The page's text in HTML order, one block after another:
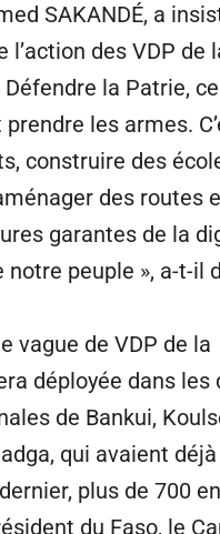
SAKANDÉ, a
l’action des VDP de
la Patrie, ce
les armes.
construire des
des routes
garantes de la
notre peuple », a-t-il
vague de VDP de la
déployée dans les
de Bankui,
qui avaient
plus de 700
du Faso, le